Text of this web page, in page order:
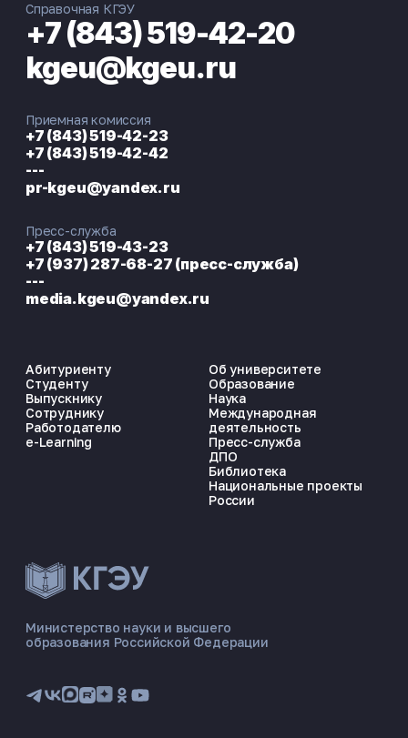
ЭНЕРГОКОД — ПОМОЩНИК КГЭУ
📋 Приёмная комиссия
🏠 Общежитие
Министерство науки и высшего
образования Российской Федерации
Абитуриенту
Студенту
Выпускнику
Сотруднику
Работодателю
e-Learning
Об университете
Образование
Наука
Международная
деятельность
Пресс-служба
ДПО
Библиотека
Национальные проекты
России
Справочная КГЭУ
+7 (843) 519-42-20
kgeu@kgeu.ru
Приемная комиссия
+7 (843) 519-42-23
+7 (843) 519-42-42
---
pr-kgeu@yandex.ru
Пресс-служба
+7 (843) 519-43-23
+7 (937) 287-68-27 (пресс-служба)
---
media.kgeu@yandex.ru